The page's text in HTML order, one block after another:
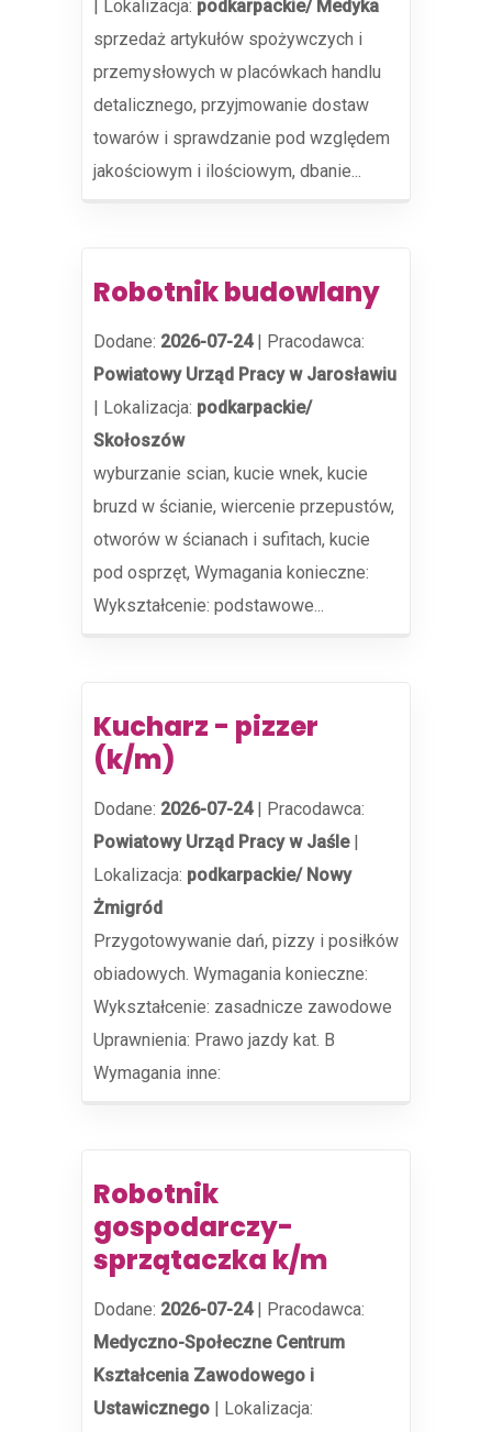
Lokalizacja: podkarpackie/ Medyka
sprzedaż artykułów spożywczych i
przemysłowych w placówkach handlu
detalicznego, przyjmowanie dostaw
towarów i sprawdzanie pod względem
jakościowym i ilościowym, dbanie...
Robotnik budowlany
Dodane: 2026-07-24| Pracodawca:
Powiatowy Urząd Pracy w Jarosławiu
| Lokalizacja: podkarpackie/
Skołoszów
wyburzanie scian, kucie wnek, kucie
bruzd w ścianie, wiercenie przepustów,
otworów w ścianach i sufitach, kucie
pod osprzęt, Wymagania konieczne:
Wykształcenie: podstawowe...
Kucharz - pizzer
(k/m)
Dodane: 2026-07-24| Pracodawca:
Powiatowy Urząd Pracy w Jaśle|
Lokalizacja: podkarpackie/ Nowy
Żmigród
Przygotowywanie dań, pizzy i posiłków
obiadowych. Wymagania konieczne:
Wykształcenie: zasadnicze zawodowe
Uprawnienia: Prawo jazdy kat. B
Wymagania inne:
Robotnik
gospodarczy-
sprzątaczka k/m
Dodane: 2026-07-24| Pracodawca:
Medyczno-Społeczne Centrum
Kształcenia Zawodowego i
Ustawicznego | Lokalizacja: